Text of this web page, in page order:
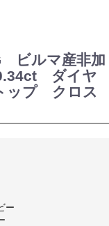
ビルマ産非加
ダイヤ
ップ クロス
ー